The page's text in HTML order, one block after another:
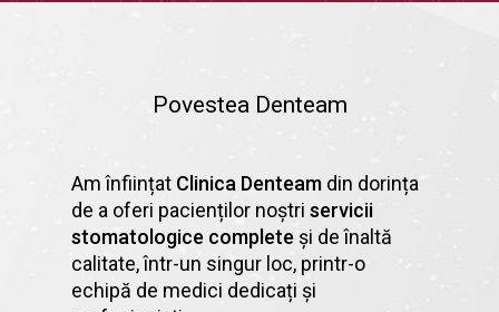
Povestea Denteam
Am înființat Clinica Denteam din dorința
de a oferi pacienților noștri servicii
stomatologice completeși de înaltă
calitate, într-un singur loc, printr-o
echipă de medici dedicați și